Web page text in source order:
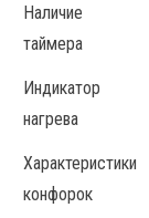
Наличие
таймера
Индикатор
нагрева
Характеристики
конфорок